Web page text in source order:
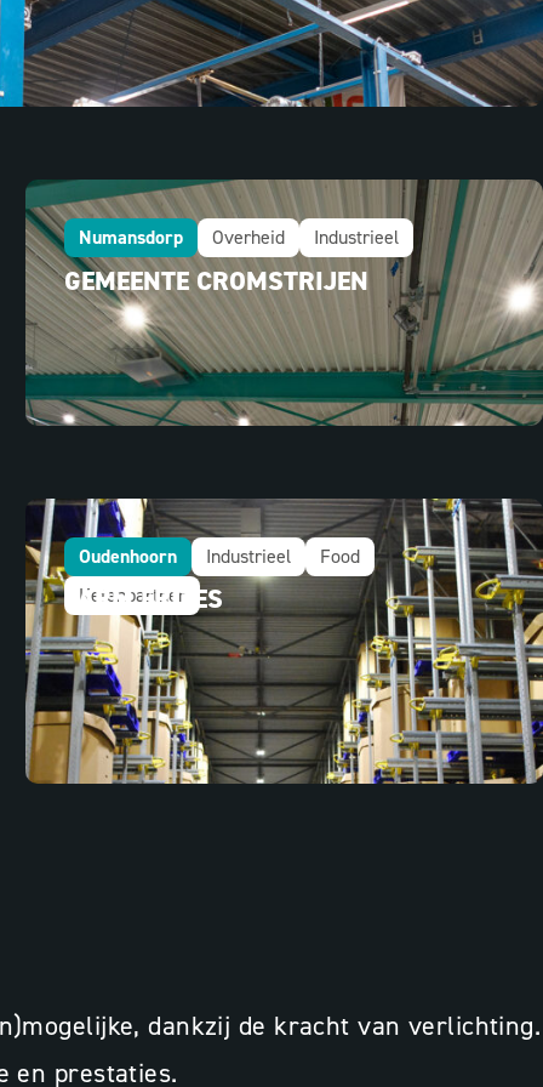
Numansdorp Overheid Industrieel
GEMEENTE CROMSTRIJEN
Oudenhoorn Industrieel
Food
Ketenpartner
FARM FRITES
dankzij de kracht van verlichting.
en prestaties.